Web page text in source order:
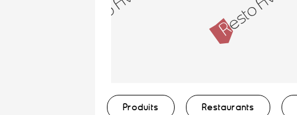
Produits Restaurants